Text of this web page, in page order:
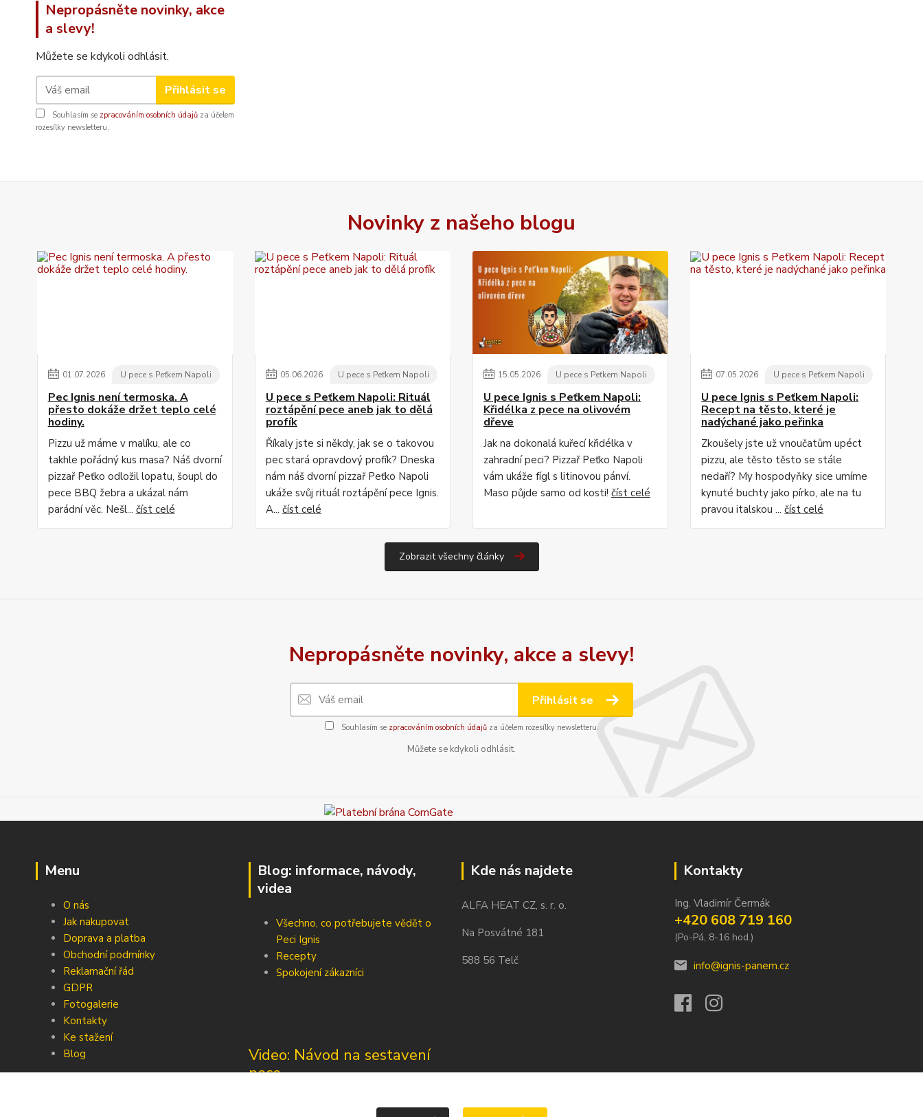
Nepropásněte novinky, akce
a slevy!
Můžete se kdykoli odhlásit.
Přihlásit se
Souhlasím se zpracováním osobních údajů za účelem
rozesílky newsletteru.
Novinky z našeho blogu
01.07.2026 U pece s Peťkem Napoli
Pec Ignis není termoska. A
přesto dokáže držet teplo celé
hodiny.
Pizzu už máme v malíku, ale co
takhle pořádný kus masa? Náš dvorní
pizzař Peťko odložil lopatu, šoupl do
pece BBQ žebra a ukázal nám
parádní věc. Nešl... číst celé
05.06.2026 U pece s Peťkem Napoli
U pece s Peťkem Napoli: Rituál
roztápění pece aneb jak to dělá
profík
Říkaly jste si někdy, jak se o takovou
pec stará opravdový profík? Dneska
nám náš dvorní pizzař Peťko Napoli
ukáže svůj rituál roztápění pece Ignis.
A... číst celé
15.05.2026 U pece s Peťkem Napoli
U pece Ignis s Peťkem Napoli:
Křidélka z pece na olivovém
dřeve
Jak na dokonalá kuřecí křidélka v
zahradní peci? Pizzař Peťko Napoli
vám ukáže fígl s litinovou pánví.
Maso půjde samo od kosti! číst celé
07.05.2026 U pece s Peťkem Napoli
U pece Ignis s Peťkem Napoli:
Recept na těsto, které je
nadýchané jako peřinka
Zkoušely jste už vnoučatům upéct
pizzu, ale těsto těsto se stále
nedaří? My hospodyňky sice umíme
kynuté buchty jako pírko, ale na tu
pravou italskou ...číst celé
Zobrazit všechny články
Nepropásněte novinky, akce a slevy!
Přihlásit se
Souhlasím se zpracováním osobních údajůza účelem rozesílky newsletteru.
Můžete se kdykoli odhlásit.
Menu
O nás
Jak nakupovat
Doprava a platba
Obchodní podmínky
Reklamační řád
GDPR
Fotogalerie
Kontakty
Ke stažení
Blog
Blog: informace, návody,
videa
Všechno, co potřebujete vědět o
Peci Ignis
Recepty
Spokojení zákazníci
Video: Návod na sestavení
pece
Kde nás najdete
ALFA HEAT CZ, s. r. o.
Na Posvátné 181
588 56 Telč
Kontakty
Ing. Vladimír Čermák
+420 608 719 160
(Po-Pá, 8-16 hod.)
info@ignis-panem.cz